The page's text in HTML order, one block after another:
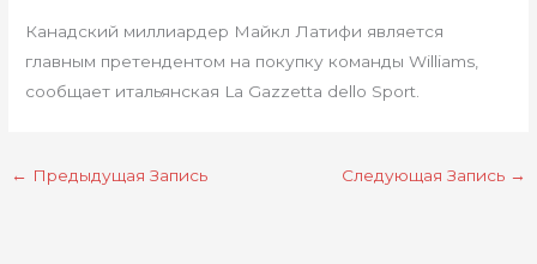
Канадский миллиардер Майкл Латифи является
главным претендентом на покупку команды Williams,
сообщает итальянская La Gazzetta dello Sport.
← Предыдущая Запись Следующая Запись →